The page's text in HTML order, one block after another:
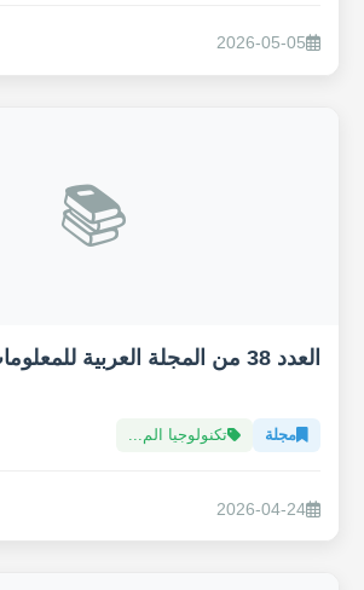
2026-05-05
📚
العدد 38 من المجلة العربية للمعلومات
مجلة تكنولوجيا الم...
2026-04-24